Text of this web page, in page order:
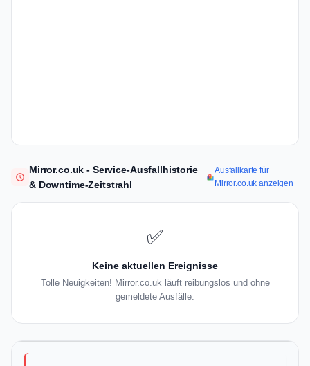
Mirror.co.uk - Service-Ausfallhistorie
& Downtime-Zeitstrahl
Ausfallkarte für
Mirror.co.uk anzeigen
✅
Keine aktuellen Ereignisse
Tolle Neuigkeiten! Mirror.co.uk läuft reibungslos und ohne
gemeldete Ausfälle.